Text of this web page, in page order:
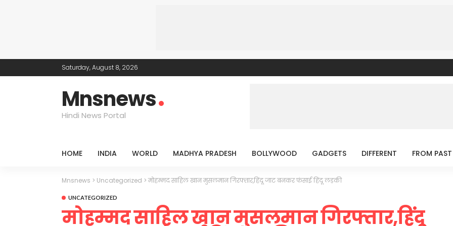
Saturday, August 8, 2026
Mnsnews
Hindi News Portal
HOME INDIA WORLD MADHYA PRADESH BOLLYWOOD GADGETS DIFFERENT FROM PAST
Mnsnews > Uncategorized >मोहम्मद साहिल खान मुसलमान गिरफ्तार,हिंदू जाट बनकर फंसाई हिंदू लड़की
UNCATEGORIZED
मोहम्मद साहिल खान मुसलमान गिरफ्तार,हिंदू